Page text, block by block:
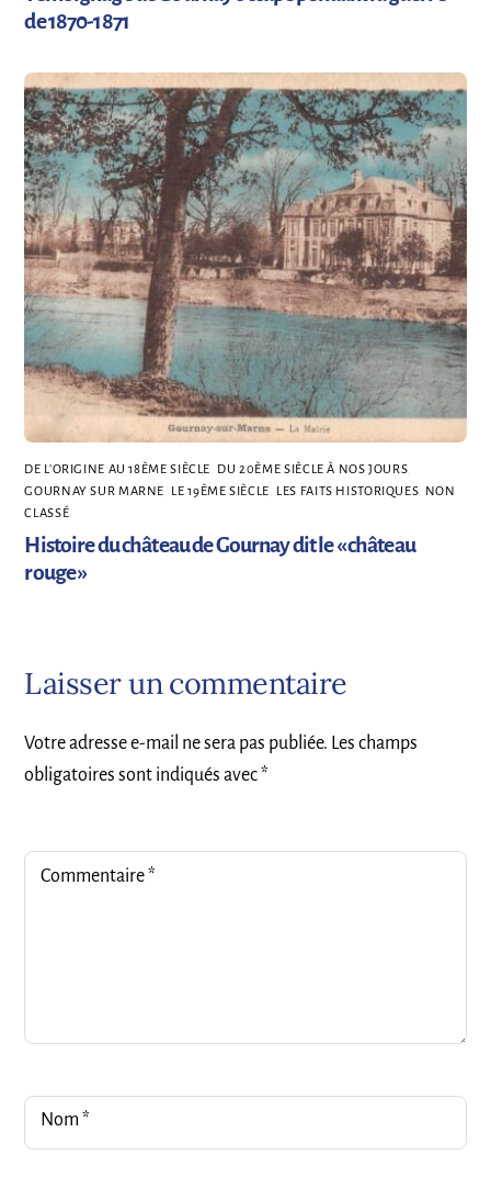
de 1870-1871
DE L’ORIGINE AU 18ÈME SIÈCLE DU 20ÈME SIÈCLE À NOS JOURS,
GOURNAY SUR MARNE
LE 19ÈME SIÈCLE LES FAITS HISTORIQUES, NON
CLASSÉ
Histoire du château de Gournay dit le « château
rouge »
Laisser un commentaire
Votre adresse e-mail ne sera pas publiée. Les champs
obligatoires sont indiqués avec*
Commentaire*
Nom *